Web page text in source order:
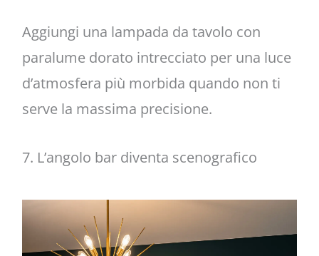
Aggiungi una lampada da tavolo con
paralume dorato intrecciato per una luce
d’atmosfera più morbida quando non ti
serve la massima precisione.
7. L’angolo bar diventa scenografico